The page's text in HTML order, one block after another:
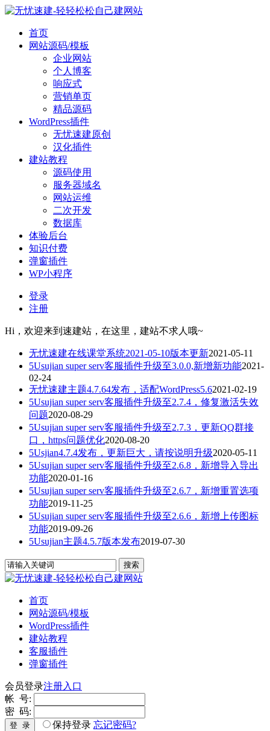
首页
网站源码/模板
企业网站
个人博客
响应式
营销单页
精品源码
WordPress插件
无忧速建原创
汉化插件
建站教程
源码使用
服务器域名
网站运维
二次开发
数据库
体验后台
知识付费
弹窗插件
WP小程序
登录
注册
Hi，欢迎来到速建站，在这里，建站不求人哦~
无忧速建在线课堂系统2021-05-10版本更新2021-05-11
5Usujian super serv客服插件升级至3.0.0,新增新功能2021-
02-24
无忧速建主题4.7.64发布，适配WordPress5.62021-02-19
5Usujian super serv客服插件升级至2.7.4，修复激活失效
问题2020-08-29
5Usujian super serv客服插件升级至2.7.3，更新QQ群接
口，https问题优化2020-08-20
5Usjian4.7.4发布，更新巨大，请按说明升级2020-05-11
5Usujian super serv客服插件升级至2.6.8，新增导入导出
功能2020-01-16
5Usujian super serv客服插件升级至2.6.7，新增重置选项
功能2019-11-25
5Usujian super serv客服插件升级至2.6.6，新增上传图标
功能2019-09-26
5Usujian主题4.5.7版本发布2019-07-30
首页
网站源码/模板
WordPress插件
建站教程
客服插件
弹窗插件
会员登录注册入口
帐 号:
密 码:
登 录 保持登录 忘记密码?